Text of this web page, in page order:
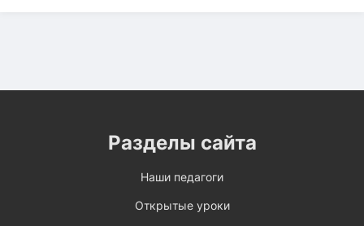
Разделы сайта
Наши педагоги
Открытые уроки